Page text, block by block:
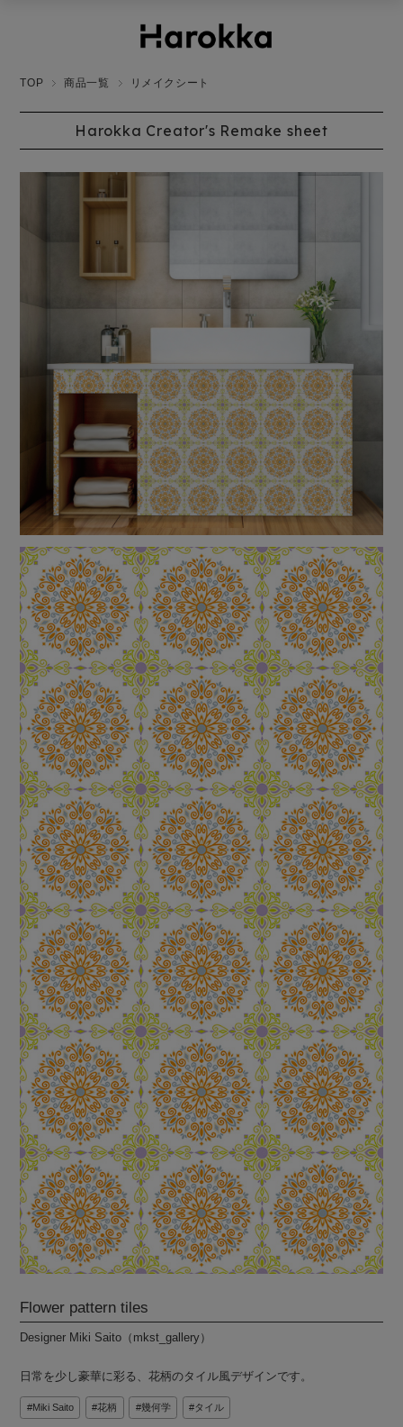
TOP 商品一覧 リメイクシート
Harokka Creator's Remake sheet
Flower pattern tiles
Designer Miki Saito（mkst_gallery）
日常を少し豪華に彩る、花柄のタイル風デザインです。
Miki Saito 花柄 幾何学 タイル